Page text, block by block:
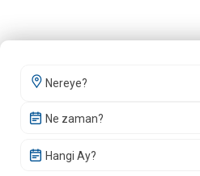
Ne zaman?
Hangi Ay?